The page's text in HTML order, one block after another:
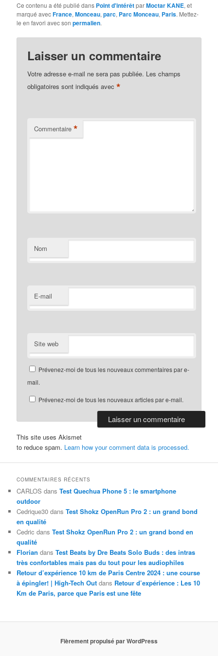
Ce contenu a été publié dans Point d'intérêtparMoctar KANE, et
marqué avecFrance,Monceau,parc, Parc Monceau, Paris. Mettez-
le en favori avec sonpermalien.
Laisser un commentaire
Votre adresse e-mail ne sera pas publiée. Les champs
obligatoires sont indiqués avec*
Commentaire *
Nom
E-mail
Site web
Prévenez-moi de tous les nouveaux commentaires par e-
mail.
Prévenez-moi de tous les nouveaux articles par e-mail.
This site uses Akismet
to reduce spam. Learn how your comment data is processed.
COMMENTAIRES RÉCENTS
CARLOS dansTest Quechua Phone 5 : le smartphone
outdoor
Cedrique30 dansTest Shokz OpenRun Pro 2 : un grand bond
en qualité
Cedric dansTest Shokz OpenRun Pro 2 : un grand bond en
qualité
Florian dansTest Beats by Dre Beats Solo Buds : des intras
très confortables mais pas du tout pour les audiophiles
Retour d’expérience 10 km de Paris Centre 2024 : une course
à épingler! | High-Tech Out dans Retour d’expérience : Les 10
Km de Paris, parce que Paris est une fête
Fièrement propulsé par WordPress